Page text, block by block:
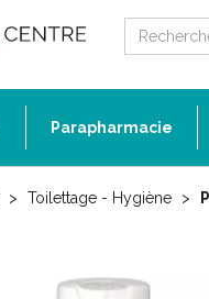
Parapharmacie
Toilettage - Hygiène